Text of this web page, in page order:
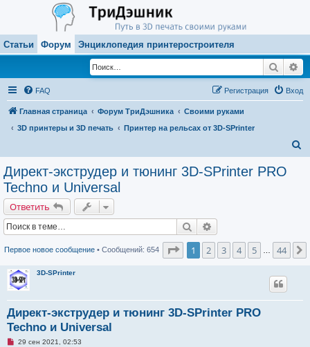
Статьи Форум Энциклопедия принтеростроителя
Поиск
FAQ Вход
Регистрация
Главная страница Форум ТриДэшника
Своими руками
3D принтеры и 3D печать
Принтер на рельсах от 3D-SPrinter
Директ-экструдер и тюнинг 3D-SPrinter PRO
Techno и Universal
Ответить
Поиск
Первое новое сообщение• Сообщений: 654 Страница1 из
1 2 3 4 5 44
3D-SPrinter
Директ-экструдер и тюнинг 3D-SPrinter PRO
Techno и Universal
Н29 сен 2021, 02:53